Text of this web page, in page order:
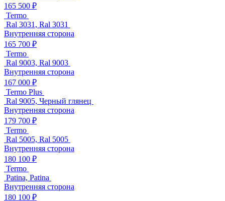
165 500 ₽
Termo
Ral 3031, Ral 3031
Внутренняя сторона
165 700 ₽
Termo
Ral 9003, Ral 9003
Внутренняя сторона
167 000 ₽
Termo Plus
Ral 9005, Черный глянец
Внутренняя сторона
179 700 ₽
Termo
Ral 5005, Ral 5005
Внутренняя сторона
180 100 ₽
Termo
Patina, Patina
Внутренняя сторона
180 100 ₽